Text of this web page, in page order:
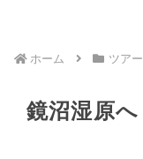
ホーム ツアー
鏡沼湿原へ